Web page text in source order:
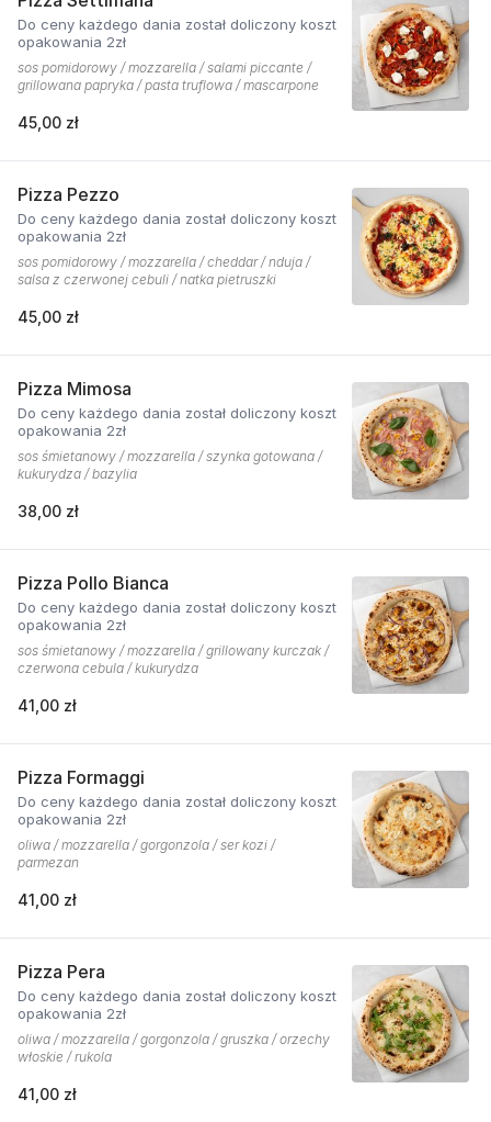
Do ceny każdego dania został doliczony koszt
opakowania 2zł
sos pomidorowy / mozzarella / salami piccante /
grillowana papryka / pasta truflowa / mascarpone
45,00 zł
Pizza Pezzo
Do ceny każdego dania został doliczony koszt
opakowania 2zł
sos pomidorowy / mozzarella / cheddar / nduja /
salsa z czerwonej cebuli / natka pietruszki
45,00 zł
Pizza Mimosa
Do ceny każdego dania został doliczony koszt
opakowania 2zł
sos śmietanowy / mozzarella / szynka gotowana /
kukurydza / bazylia
38,00 zł
Pizza Pollo Bianca
Do ceny każdego dania został doliczony koszt
opakowania 2zł
sos śmietanowy / mozzarella / grillowany kurczak /
czerwona cebula / kukurydza
41,00 zł
Pizza Formaggi
Do ceny każdego dania został doliczony koszt
opakowania 2zł
oliwa / mozzarella / gorgonzola / ser kozi /
parmezan
41,00 zł
Pizza Pera
Do ceny każdego dania został doliczony koszt
opakowania 2zł
oliwa / mozzarella / gorgonzola / gruszka / orzechy
włoskie / rukola
41,00 zł